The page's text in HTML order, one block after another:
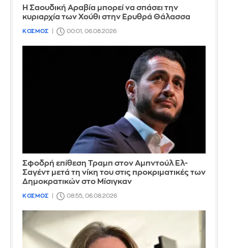
Η Σαουδική Αραβία μπορεί να σπάσει την
κυριαρχία των Χούθι στην Ερυθρά Θάλασσα
ΚΟΣΜΟΣ 00:01, 06.08.2026
Σφοδρή επίθεση Τραμπ στον Αμπντούλ Ελ-
Σαγέντ μετά τη νίκη του στις προκριματικές των
Δημοκρατικών στο Μίσιγκαν
ΚΟΣΜΟΣ 08:55, 06.08.2026